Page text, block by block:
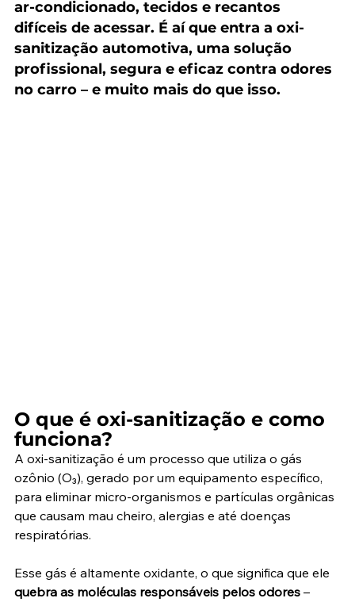
ar-condicionado, tecidos e recantos
difíceis de acessar. É aí que entra a oxi-
sanitização automotiva, uma solução
profissional, segura e eficaz contra odores
no carro – e muito mais do que isso.
O que é oxi-sanitização e como
funciona?
A oxi-sanitização é um processo que utiliza o gás
ozônio (O₃), gerado por um equipamento específico,
para eliminar micro-organismos e partículas orgânicas
que causam mau cheiro, alergias e até doenças
respiratórias.
Esse gás é altamente oxidante, o que significa que ele
quebra as moléculas responsáveis pelos odores –